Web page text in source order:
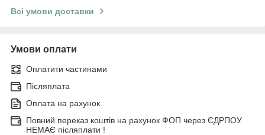
Всі умови доставки
Умови оплати
Оплатити частинами
Післяплата
Оплата на рахунок
Повний переказ коштів на рахунок ФОП через ЄДРПОУ.
НЕМАЄ післяплати !